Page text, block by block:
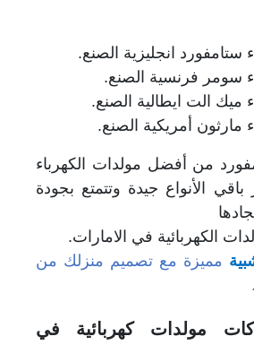
ستامفورد انجليزية الصنع.
سومر فرنسية الصنع.
ميك الت ايطالية الصنع.
مارثون أمريكية الصنع.
من أفضل مولدات الكهرباء
باقي الأنواع جيدة وتتمتع بجودة
الكهربائية في الامارات.
مميزة مع تصميم منزلك من
3 شركات مولدات كهربائية في